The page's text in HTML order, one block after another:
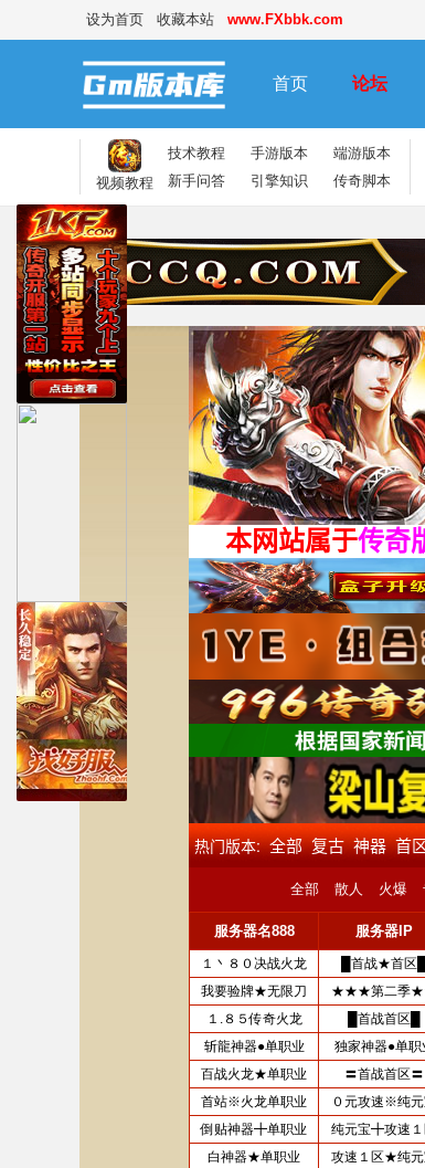
设为首页 收藏本站 www.FXbbk.com
首页 论坛
视频教程
技术教程 手游版本
端游版本
新手问答
引擎知识 传奇脚本